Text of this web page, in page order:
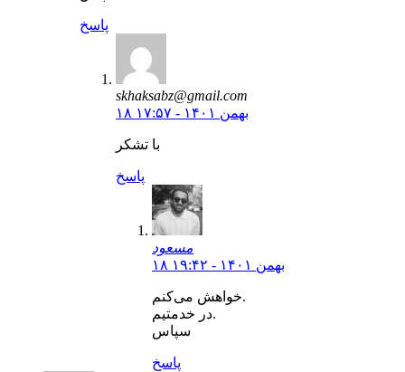
پاسخ
skhaksabz@gmail.com
۱۸ بهمن ۱۴۰۱ - ۱۷:۵۷
با تشکر
پاسخ
مسعود
۱۸ بهمن ۱۴۰۱ - ۱۹:۴۲
خواهش می‌کنم.
در خدمتیم.
سپاس
پاسخ